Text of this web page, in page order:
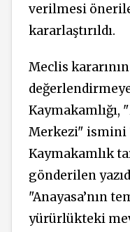
verilmesi
kararlaştırıldı.
Meclis
Kaymakamlığı,
Merkezi" ismini
Kaymakamlık
gönderilen
"Anayasa’nın
yürürlükteki